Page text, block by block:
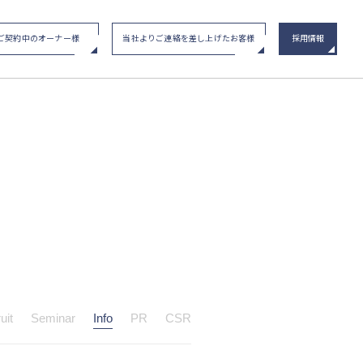
契約中のオーナー様 当社よりご連絡を差し上げたお客様 採用情報
Seminar Info PR CSR